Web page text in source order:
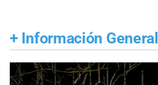
+ Información General